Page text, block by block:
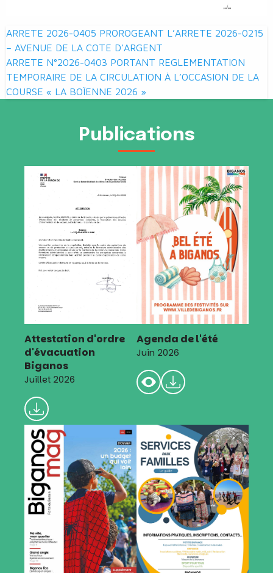
Navigation
de
l’article
ARRETE 2026-0405 PROROGEANT L’ARRETE 2026-0215
– AVENUE DE LA COTE D’ARGENT
ARRETE N°2026-0403 PORTANT REGLEMENTATION
TEMPORAIRE DE LA CIRCULATION À L’OCCASION DE LA
COURSE « LA BOÏENNE 2026 »
Publications
Attestation d'ordre
d'évacuation
Biganos
Juillet 2026
Agenda de l'été
Juin 2026